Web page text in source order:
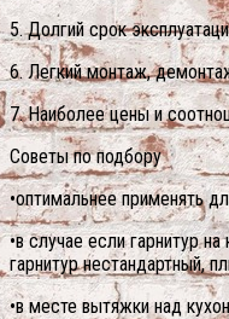
5. Долгий срок
6. Легкий монтаж,
7. Наиболее цены и
Советы по подбору
•оптимальнее применять
•в случае если гарнитур
гарнитур нестандартный,
•в месте вытяжки над